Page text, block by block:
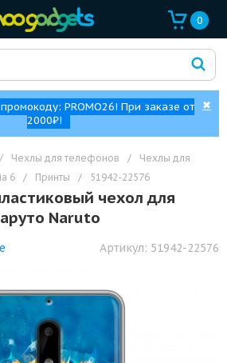
0
PROMO26! При заказе от
2000₽!
✖
/ Чехлы для телефонов /
Чехлы для
6 / Принты / 51942-22576
чехол для
Naruto
Артикул: 51942-22576